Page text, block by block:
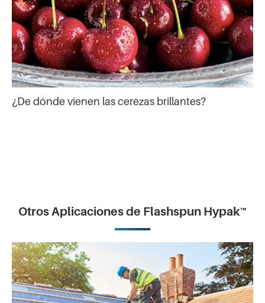
¿De dónde vienen las cerezas brillantes?
Otros Aplicaciones de Flashspun Hypak™